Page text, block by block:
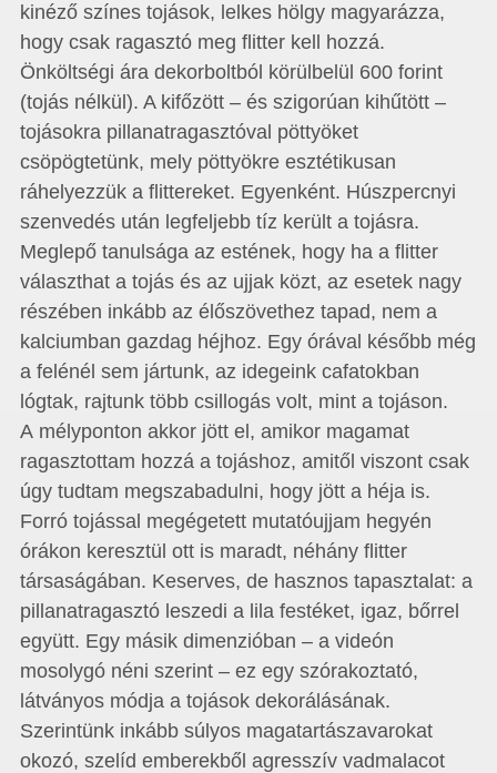
kinéző színes tojások, lelkes hölgy magyarázza,
hogy csak ragasztó meg flitter kell hozzá.
Önköltségi ára dekorboltból körülbelül 600 forint
(tojás nélkül). A kifőzött – és szigorúan kihűtött –
tojásokra pillanatragasztóval pöttyöket
csöpögtetünk, mely pöttyökre esztétikusan
ráhelyezzük a flittereket. Egyen­ként. Húszpercnyi
szenvedés után legfeljebb tíz került a tojásra.
Meglepő tanulsága az estének, hogy ha a flitter
választhat a tojás és az ujjak közt, az esetek nagy
részében inkább az élőszövethez tapad, nem a
kalciumban gazdag héjhoz. Egy órával később még
a felénél sem jártunk, az idegeink cafatokban
lógtak, rajtunk több csillogás volt, mint a tojáson.
A mélyponton akkor jött el, amikor magamat
ragasztottam hozzá a tojáshoz, amitől viszont csak
úgy tudtam megszabadulni, hogy jött a héja is.
Forró tojással megégetett mutatóujjam hegyén
órákon keresztül ott is maradt, néhány flitter
társaságában. Keserves, de hasznos tapasztalat: a
pillanatragasztó leszedi a lila festéket, igaz, bőrrel
együtt. Egy másik dimenzióban – a videón
mosolygó néni szerint – ez egy szórakoztató,
látványos módja a tojások dekorálásának.
Szerintünk inkább súlyos ma­­gatartászavarokat
okozó, szelíd emberekből agresszív vadmalacot